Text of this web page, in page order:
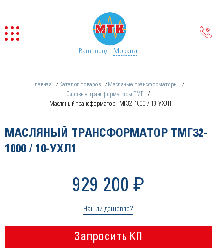
Ваш город: Москва
Главная Каталог товаров
Масляные трансформаторы
Силовые трансформаторы ТМГ
Масляный трансформатор ТМГ32-1000 / 10-УХЛ1
МАСЛЯНЫЙ ТРАНСФОРМАТОР ТМГ32-
1000 / 10-УХЛ1
929 200 ₽
Нашли дешевле?
Запросить КП